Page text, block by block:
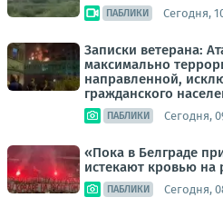
ПАБЛИКИ Сегодня,
Записки ветерана:
максимально
направленной,
гражданского
ПАБЛИКИ Сегодня,
«Пока в Белграде
истекают кровью на
ПАБЛИКИ Сегодня,